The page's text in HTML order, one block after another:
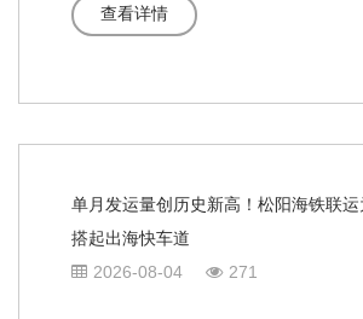
查看详情
单月发运量创历史新高！松阳海铁联运
搭起出海快车道
2026-08-04
271